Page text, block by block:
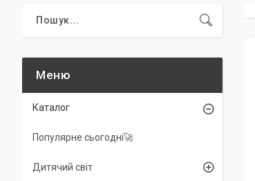
Каталог
Популярне сьогодні🚀
Дитячий світ